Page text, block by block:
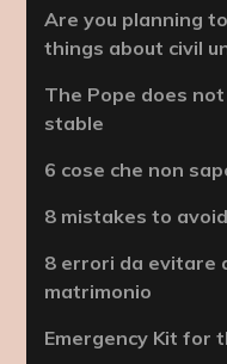
Are you planning
things about civil
The Pope does
stable
6 cose che non
8 mistakes to
8 errori da evitare
matrimonio
Emergency Kit for